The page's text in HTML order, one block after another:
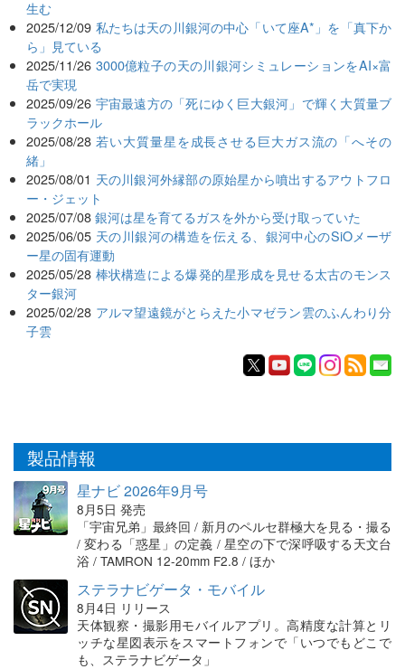
生む
2025/12/09 私たちは天の川銀河の中心「いて座A*」を「真下か
ら」見ている
2025/11/26 3000億粒子の天の川銀河シミュレーションをAI×富
岳で実現
2025/09/26 宇宙最遠方の「死にゆく巨大銀河」で輝く大質量ブ
ラックホール
2025/08/28 若い大質量星を成長させる巨大ガス流の「へその
緒」
2025/08/01 天の川銀河外縁部の原始星から噴出するアウトフロ
ー・ジェット
2025/07/08 銀河は星を育てるガスを外から受け取っていた
2025/06/05 天の川銀河の構造を伝える、銀河中心のSiOメーザ
ー星の固有運動
2025/05/28 棒状構造による爆発的星形成を見せる太古のモンス
ター銀河
2025/02/28 アルマ望遠鏡がとらえた小マゼラン雲のふんわり分
子雲
製品情報
星ナビ 2026年9月号
8月5日 発売
「宇宙兄弟」最終回 / 新月のペルセ群極大を見る・撮る
/ 変わる「惑星」の定義 / 星空の下で深呼吸する天文台
浴 / TAMRON 12-20mm F2.8 / ほか
ステラナビゲータ・モバイル
8月4日 リリース
天体観察・撮影用モバイルアプリ。高精度な計算とリ
ッチな星図表示をスマートフォンで「いつでもどこで
も、ステラナビゲータ」